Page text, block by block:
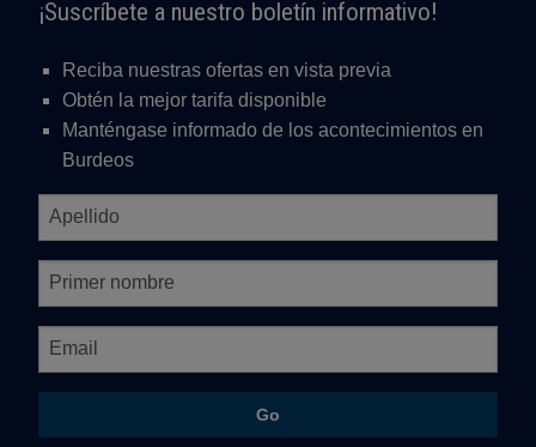
¡Suscríbete a nuestro boletín informativo!
Reciba nuestras ofertas en vista previa
Obtén la mejor tarifa disponible
Manténgase informado de los acontecimientos en
Burdeos
Go